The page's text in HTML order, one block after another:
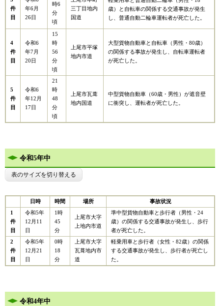
件
目
年6月
26日
時6
分
頃
三丁目地内
国道
歳）と自転車の関係する交通事故が発生
し、普通自動二輪車運転者が死亡した。
4
件
目
令和6
年7月
20日
15
時
56
分
頃
上尾市平塚
地内市道
大型貨物自動車と自転車（男性・80歳）
の関係する事故が発生し、自転車運転者
が死亡した。
5
件
目
令和6
年12月
17日
21
時
48
分
頃
上尾市瓦葺
地内国道
中型貨物自動車（60歳・男性）が遮音壁
に衝突し、運転者が死亡した。
令和5年中
表のサイズを切り替える
日時 時間 場所 事故状況
1
件
目
令和5年
12月11
日
1時
45
分
上尾市大字
上地内市道
準中型貨物自動車と歩行者（男性・24
歳）の関係する交通事故が発生し、歩行
者が死亡した。
2
件
目
令和5年
12月21
日
0時
18
分
上尾市大字
瓦葺地内市
道
軽乗用車と歩行者（女性・82歳）の関係
する交通事故が発生し、歩行者が死亡し
た。
令和4年中